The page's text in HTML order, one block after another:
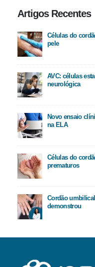
Artigos Recentes
Células do
pele
AVC: células
neurológica
Novo ensaio
na ELA
Células do
prematuros
Cordão
demonstrou